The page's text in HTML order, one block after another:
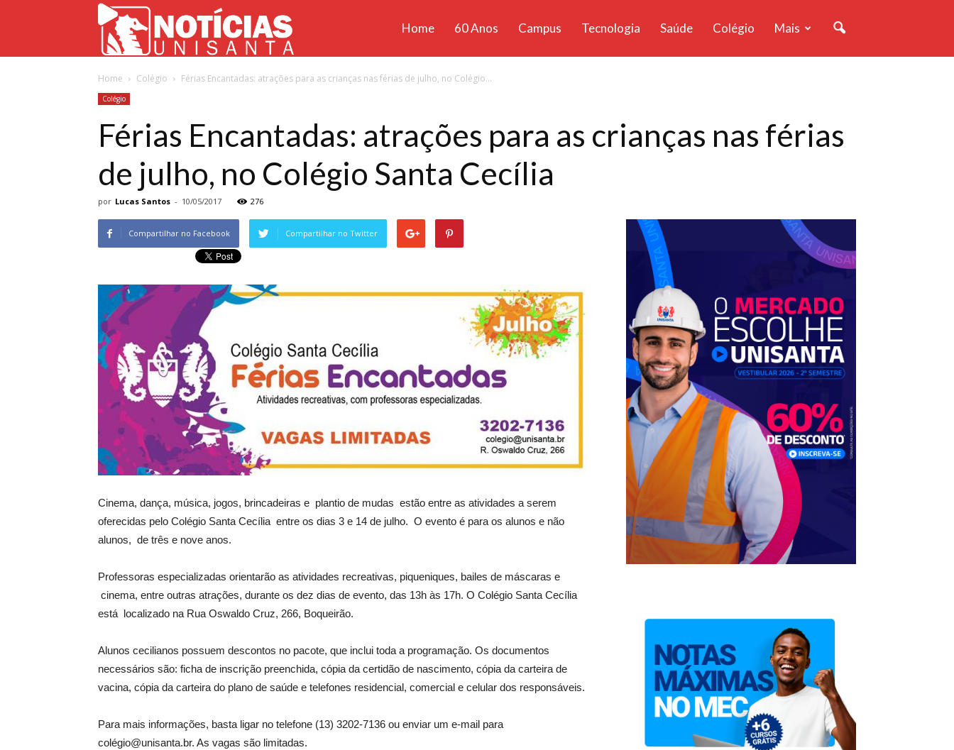
Unisanta
Home 60 Anos Campus Tecnologia Saúde Colégio Mais
Home Colégio Férias Encantadas: atrações para as crianças nas férias de julho, no Colégio...
Colégio
Férias Encantadas: atrações para as crianças nas férias
de julho, no Colégio Santa Cecília
por Lucas Santos - 10/05/2017 276
Compartilhar no Facebook Compartilhar no Twitter
Cinema, dança, música, jogos, brincadeiras e plantio de mudas estão entre as atividades a serem
oferecidas pelo Colégio Santa Cecília entre os dias 3 e 14 de julho. O evento é para os alunos e não
alunos, de três e nove anos.
Professoras especializadas orientarão as atividades recreativas, piqueniques, bailes de máscaras e
cinema, entre outras atrações, durante os dez dias de evento, das 13h às 17h. O Colégio Santa Cecília
está localizado na Rua Oswaldo Cruz, 266, Boqueirão.
Alunos cecilianos possuem descontos no pacote, que inclui toda a programação. Os documentos
necessários são: ficha de inscrição preenchida, cópia da certidão de nascimento, cópia da carteira de
vacina, cópia da carteira do plano de saúde e telefones residencial, comercial e celular dos responsáveis.
Para mais informações, basta ligar no telefone (13) 3202-7136 ou enviar um e-mail para
colégio@unisanta.br. As vagas são limitadas.